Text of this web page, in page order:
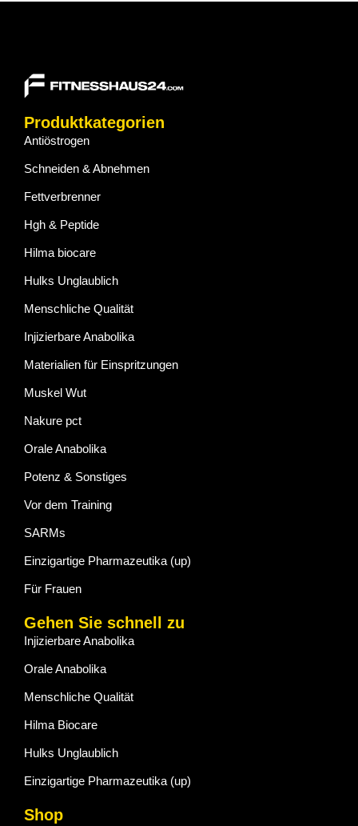
Produktkategorien
Antiöstrogen
Schneiden & Abnehmen
Fettverbrenner
Hgh & Peptide
Hilma biocare
Hulks Unglaublich
Menschliche Qualität
Injizierbare Anabolika
Materialien für Einspritzungen
Muskel Wut
Nakure pct
Orale Anabolika
Potenz & Sonstiges
Vor dem Training
SARMs
Einzigartige Pharmazeutika (up)
Für Frauen
Gehen Sie schnell zu
Injizierbare Anabolika
Orale Anabolika
Menschliche Qualität
Hilma Biocare
Hulks Unglaublich
Einzigartige Pharmazeutika (up)
Shop